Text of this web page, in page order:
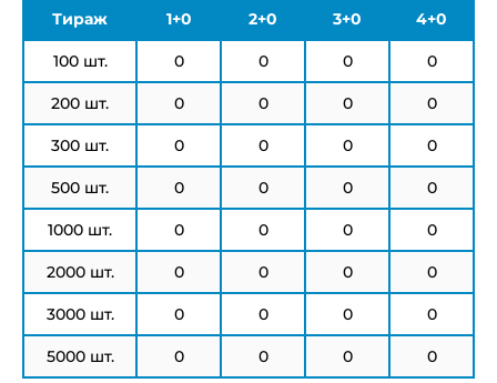
Тираж 1+0 2+0 3+0 4+0
100 шт. 0 0 0 0
200 шт. 0 0 0 0
300 шт. 0 0 0 0
500 шт. 0 0 0 0
1000 шт. 0 0 0 0
2000 шт. 0 0 0 0
3000 шт. 0 0 0 0
5000 шт. 0 0 0 0